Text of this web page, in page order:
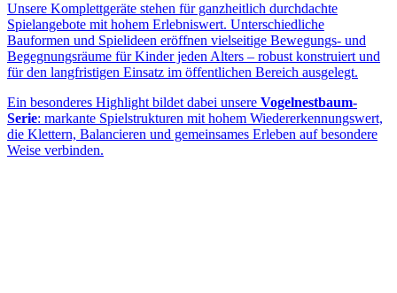
Unsere Komplettgeräte stehen für ganzheitlich durchdachte
Spielangebote mit hohem Erlebniswert. Unterschiedliche
Bauformen und Spielideen eröffnen vielseitige Bewegungs- und
Begegnungsräume für Kinder jeden Alters – robust konstruiert und
für den langfristigen Einsatz im öffentlichen Bereich ausgelegt.
Ein besonderes Highlight bildet dabei unsere Vogelnestbaum-
Serie: markante Spielstrukturen mit hohem Wiedererkennungswert,
die Klettern, Balancieren und gemeinsames Erleben auf besondere
Weise verbinden.